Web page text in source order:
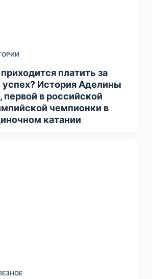
платить за
История Аделины
первой в российской
чемпионки в
катании